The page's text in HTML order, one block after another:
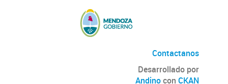
todos los prestadores...
Contactanos
Desarrollado por
Andinocon CKAN